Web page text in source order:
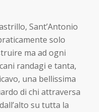
Sant’Antonio
solo
ma ad ogni
randagi e tanta,
una bellissima
di chi attraversa
su tutta la